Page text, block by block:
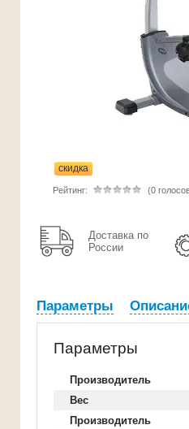
скидка
Рейтинг: (0
Доставка по
России
Параметры
Параметры
Производитель
Вес
Производитель